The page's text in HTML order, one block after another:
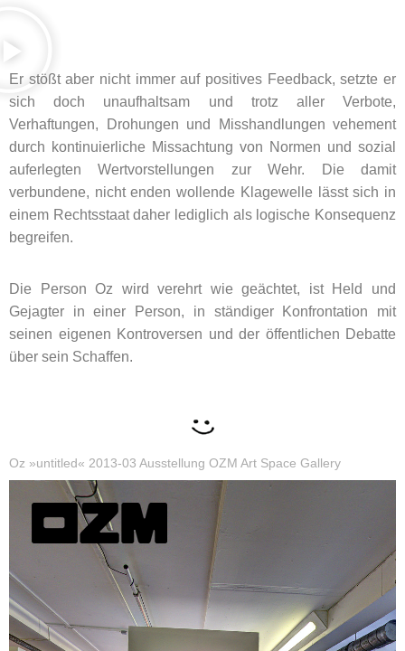
Er stößt aber nicht immer auf positives Feedback, setzte er
sich doch unaufhaltsam und trotz aller Verbote,
Verhaftungen, Drohungen und Misshandlungen vehement
durch kontinuierliche Missachtung von Normen und sozial
auferlegten Wertvorstellungen zur Wehr. Die damit
verbundene, nicht enden wollende Klagewelle lässt sich in
einem Rechtsstaat daher lediglich als logische Konsequenz
begreifen.
Die Person Oz wird verehrt wie geächtet, ist Held und
Gejagter in einer Person, in ständiger Konfrontation mit
seinen eigenen Kontroversen und der öffentlichen Debatte
über sein Schaffen.
Oz »untitled« 2013-03 Ausstellung OZM Art Space Gallery